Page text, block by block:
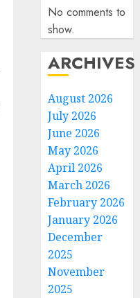
No comments to
show.
ARCHIVES
August 2026
July 2026
June 2026
May 2026
April 2026
March 2026
February 2026
January 2026
December
2025
November
2025